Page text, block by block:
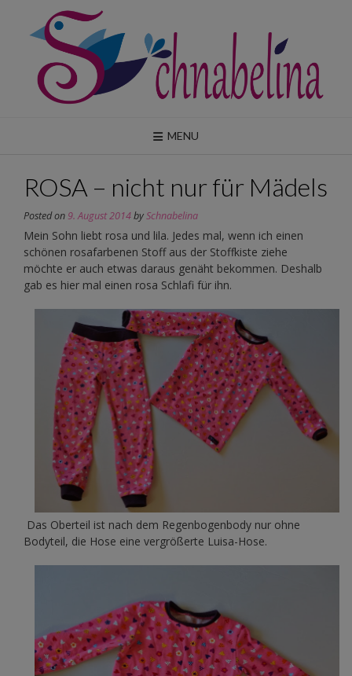
content
MENU
ROSA – nicht nur für Mädels
Posted on9. August 2014bySchnabelina
Mein Sohn liebt rosa und lila. Jedes mal, wenn ich einen
schönen rosafarbenen Stoff aus der Stoffkiste ziehe
möchte er auch etwas daraus genäht bekommen. Deshalb
gab es hier mal einen rosa Schlafi für ihn.
Das Oberteil ist nach dem Regenbogenbody nur ohne
Bodyteil, die Hose eine vergrößerte Luisa-Hose.